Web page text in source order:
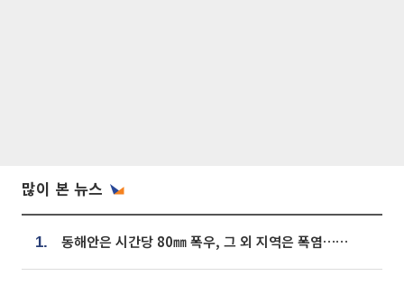
많이 본 뉴스
1. 동해안은 시간당 80㎜ 폭우, 그 외 지역은 폭염…‘극과 극 날씨’